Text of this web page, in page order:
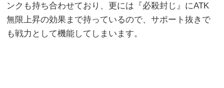
ンクも持ち合わせており、更には『必殺封じ』にATK
無限上昇の効果まで持っているので、サポート抜きで
も戦力として機能してしまいます。